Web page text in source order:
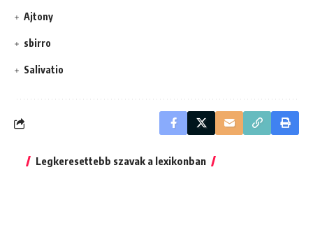
Ajtony
sbirro
Salivatio
Legkeresettebb szavak a lexikonban